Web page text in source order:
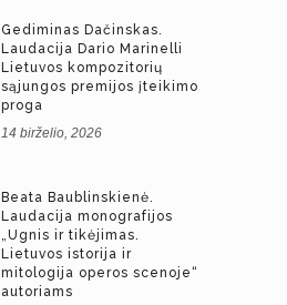
Gediminas Dačinskas.
Laudacija Dario Marinelli
Lietuvos kompozitorių
sąjungos premijos įteikimo
proga
14 birželio, 2026
Beata Baublinskienė.
Laudacija monografijos
„Ugnis ir tikėjimas.
Lietuvos istorija ir
mitologija operos scenoje“
autoriams